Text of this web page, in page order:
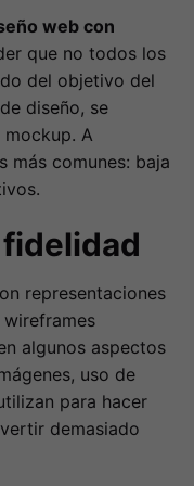
web con
que no todos los
del objetivo del
diseño, se
A
más comunes: baja
representaciones
wireframes
algunos aspectos
uso de
para hacer
demasiado